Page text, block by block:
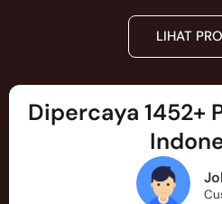
LIHAT
Dipercaya 1452+